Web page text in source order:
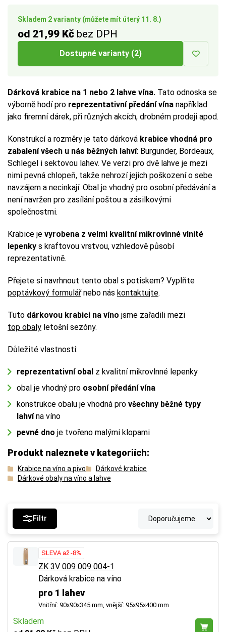
Skladem 2 varianty (můžete mít úterý 11. 8.)
od 21,99 Kč bez DPH
Dostupné varianty (2)
Dárková krabice na 1 nebo 2 lahve vína. Tato odnoska se
výborně hodí pro reprezentativní předání vína například
jako firemní dárek, při různých akcích, drobném prodeji apod.
Konstrukcí a rozměry je tato dárková krabice vhodná pro
zabalení všech u nás běžných lahví: Burgunder, Bordeaux,
Schlegel i sektovou lahev. Ve verzi pro dvě lahve je mezi
nimi pevná chlopeň, takže nehrozí jejich poškození o sebe
navzájem a necinkají. Obal je vhodný pro osobní předávání a
není navržen pro zasílání poštou a zásilkovými
společnostmi.
Krabice je vyrobena z velmi kvalitní mikrovlnné vlnité
lepenky s kraftovou vrstvou, vzhledově působí
reprezentativně.
Přejete si navrhnout tento obal s potiskem? Vyplňte
poptávkový formulářnebo nás kontaktujte.
Tuto dárkovou krabici na víno jsme zařadili mezi
top obaly letošní sezóny.
Důležité vlastnosti:
reprezentativní obal z kvalitní mikrovlnné lepenky
obal je vhodný pro osobní předání vína
konstrukce obalu je vhodná pro všechny běžné typy
lahvína víno
pevné dno je tvořeno malými klopami
Produkt naleznete v kategoriích:
Krabice na víno a pivo
Dárkové krabice
Dárkové obaly na víno a lahve
Filtr
SLEVA až -8%
ZK 3V 009 009 004-1
Dárková krabice na víno
pro 1 lahev
Vnitřní: 90x90x345 mm, vnější: 95x95x400 mm
Skladem